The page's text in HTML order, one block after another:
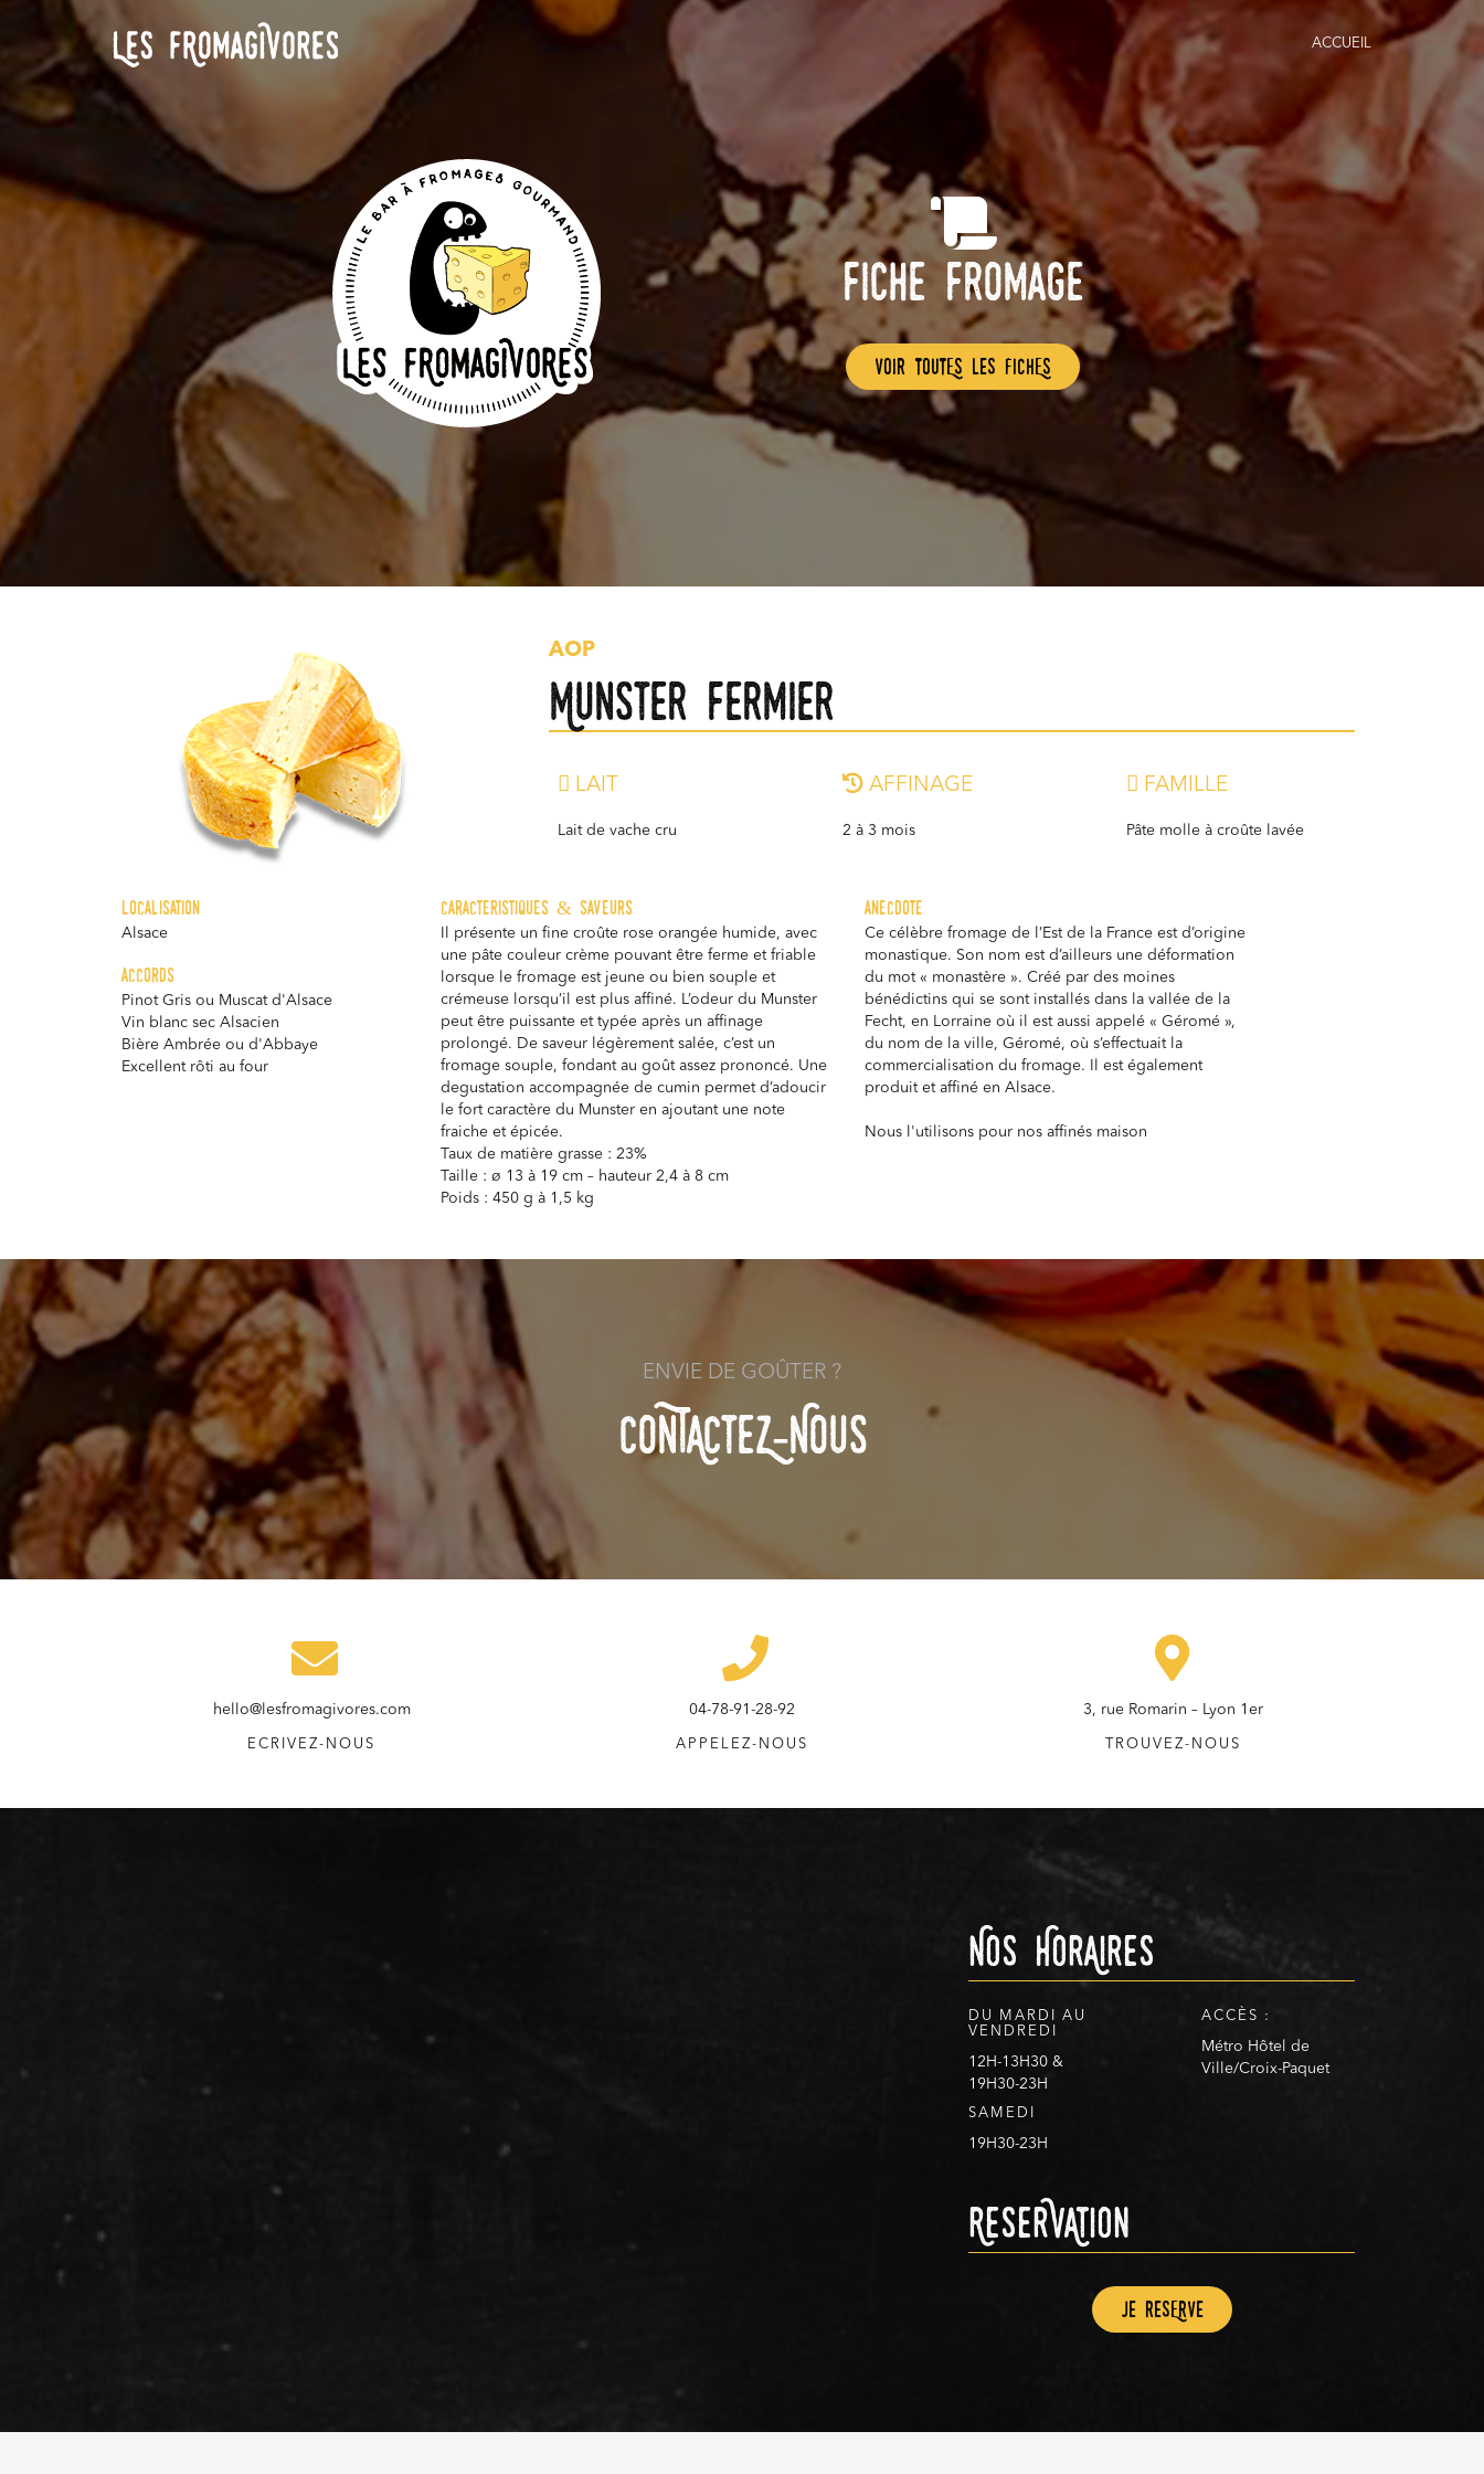
ACCUEIL
Fiche Fromage
voir toutEs les fichEs
AOP
Munster fermier
LAIT
Lait de vache cru
AFFINAGE
2 à 3 mois
FAMILLE
Pâte molle à croûte lavée
localisation
Alsace
accords
Pinot Gris ou Muscat d'Alsace
Vin blanc sec Alsacien
Bière Ambrée ou d'Abbaye
Excellent rôti au four
caracteristiques & saveurs
Il présente un fine croûte rose orangée humide, avec
une pâte couleur crème pouvant être ferme et friable
lorsque le fromage est jeune ou bien souple et
crémeuse lorsqu’il est plus affiné. L’odeur du Munster
peut être puissante et typée après un affinage
prolongé. De saveur légèrement salée, c’est un
fromage souple, fondant au goût assez prononcé. Une
degustation accompagnée de cumin permet d’adoucir
le fort caractère du Munster en ajoutant une note
fraiche et épicée.
Taux de matière grasse : 23%
Taille : ø 13 à 19 cm – hauteur 2,4 à 8 cm
Poids : 450 g à 1,5 kg
anecdote
Ce célèbre fromage de l’Est de la France est d’origine
monastique. Son nom est d’ailleurs une déformation
du mot « monastère ». Créé par des moines
bénédictins qui se sont installés dans la vallée de la
Fecht, en Lorraine où il est aussi appelé « Géromé »,
du nom de la ville, Géromé, où s’effectuait la
commercialisation du fromage. Il est également
produit et affiné en Alsace.
Nous l'utilisons pour nos affinés maison
ENVIE DE GOÛTER ?
COnTACteZ-NOuS
hello@lesfromagivores.com
ECRIVEZ-NOUS
04-78-91-28-92
APPELEZ-NOUS
3, rue Romarin – Lyon 1er
TROUVEZ-NOUS
Nos HorAires
DU MARDI AU
VENDREDI
12H-13H30 &
19H30-23H
SAMEDI
19H30-23H
ACCÈS :
Métro Hôtel de
Ville/Croix-Paquet
ReserVAtion
Je resErve